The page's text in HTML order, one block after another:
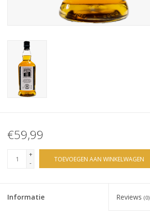
€59,99
+
-
TOEVOEGEN AAN WINKELWAGEN
Informatie Reviews (0)